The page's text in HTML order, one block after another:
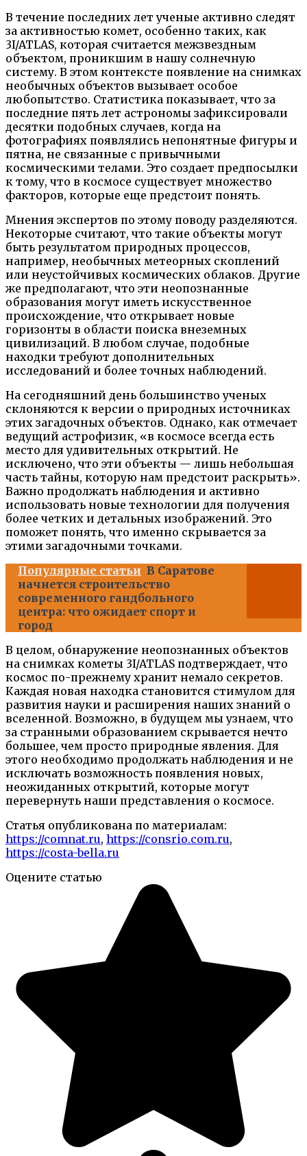
В течение последних лет ученые активно следят
за активностью комет, особенно таких, как
3I/ATLAS, которая считается межзвездным
объектом, проникшим в нашу солнечную
систему. В этом контексте появление на снимках
необычных объектов вызывает особое
любопытство. Статистика показывает, что за
последние пять лет астрономы зафиксировали
десятки подобных случаев, когда на
фотографиях появлялись непонятные фигуры и
пятна, не связанные с привычными
космическими телами. Это создает предпосылки
к тому, что в космосе существует множество
факторов, которые еще предстоит понять.
Мнения экспертов по этому поводу разделяются.
Некоторые считают, что такие объекты могут
быть результатом природных процессов,
например, необычных метеорных скоплений
или неустойчивых космических облаков. Другие
же предполагают, что эти неопознанные
образования могут иметь искусственное
происхождение, что открывает новые
горизонты в области поиска внеземных
цивилизаций. В любом случае, подобные
находки требуют дополнительных
исследований и более точных наблюдений.
На сегодняшний день большинство ученых
склоняются к версии о природных источниках
этих загадочных объектов. Однако, как отмечает
ведущий астрофизик, «в космосе всегда есть
место для удивительных открытий. Не
исключено, что эти объекты — лишь небольшая
часть тайны, которую нам предстоит раскрыть».
Важно продолжать наблюдения и активно
использовать новые технологии для получения
более четких и детальных изображений. Это
поможет понять, что именно скрывается за
этими загадочными точками.
Популярные статьи В Саратове
начнется строительство
современного гандбольного
центра: что ожидает спорт и
город
В целом, обнаружение неопознанных объектов
на снимках кометы 3I/ATLAS подтверждает, что
космос по-прежнему хранит немало секретов.
Каждая новая находка становится стимулом для
развития науки и расширения наших знаний о
вселенной. Возможно, в будущем мы узнаем, что
за странными образованием скрывается нечто
большее, чем просто природные явления. Для
этого необходимо продолжать наблюдения и не
исключать возможность появления новых,
неожиданных открытий, которые могут
перевернуть наши представления о космосе.
Статья опубликована по материалам:
https://comnat.ru, https://consrio.com.ru,
https://costa-bella.ru
Оцените статью